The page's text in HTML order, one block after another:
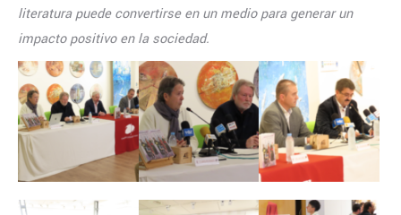
literatura puede convertirse en un medio para generar un
impacto positivo en la sociedad.